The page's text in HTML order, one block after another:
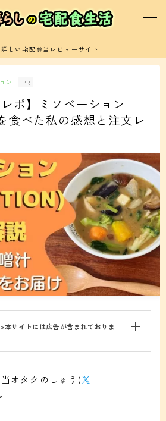
しい宅配弁当レビューサイト
当サイトの紹介
覧)
ン PR
レポ】ミソベーション
食べた私の感想と注文レ
本サイトには広告が含まれておりま
オタクのしゅう(